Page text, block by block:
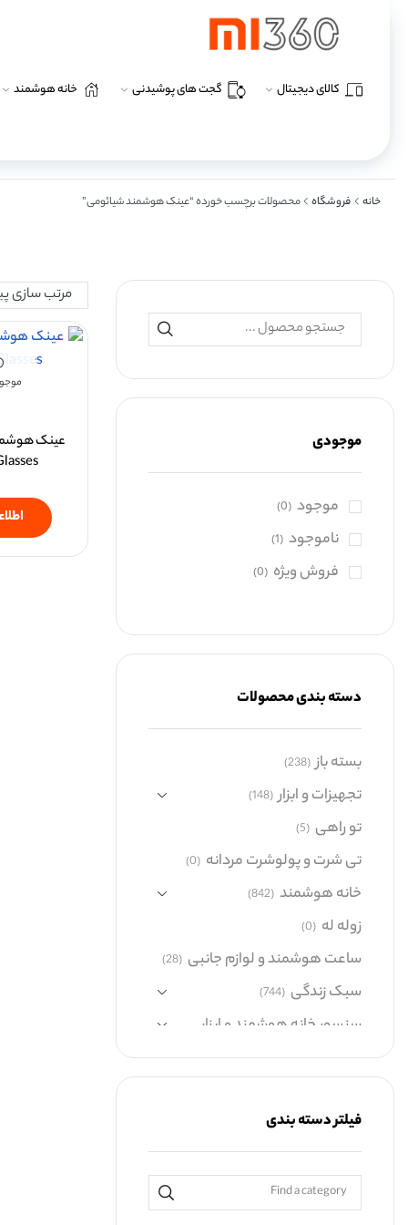
کالای دیجیتال گجت های پوشیدنی خانه هوشمند
خانه فروشگاه محصولات برچسب خورده “عینک هوشمند شیائومی”
عینک
موجودی
موجود (0)
ناموجود (1)
فروش ویژه (0)
دسته بندی محصولات
بسته باز (238)
تجهیزات و ابزار (148)
تو راهی (5)
تی شرت و پولوشرت مردانه (0)
خانه هوشمند (842)
زوله له (0)
ساعت هوشمند و لوازم جانبی (28)
سبک زندگی (744)
سنسور خانه هوشمند و ابزار
صوتی و تصویری (479)
کالای دیجیتال (458)
گجت های پوشیدنی (271)
گوشی موبایل (0)
گیفت باکس (9)
فیلتر دسته بندی